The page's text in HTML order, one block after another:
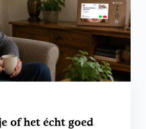
of het écht goed